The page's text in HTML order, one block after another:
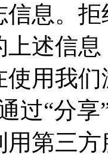
息。
上述信
用我
过“分
用第三